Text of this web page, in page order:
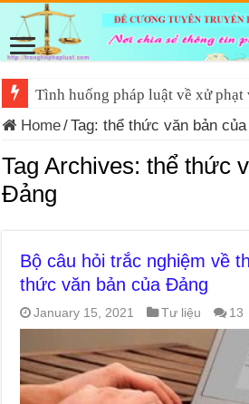
Tình huống pháp luật về xử phạt
Home/Tag:thể thức văn bản
Tag Archives:thể thức
Đảng
Bộ câu hỏi trắc nghiệm về
thức văn bản của Đảng
January 15, 2021 Tư liệu 13